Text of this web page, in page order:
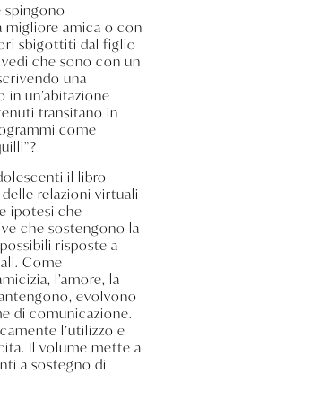
spingono
migliore amica o con
sbigottiti dal figlio
che sono con un
una
un’abitazione
transitano in
come
il libro
relazioni virtuali
ipotesi che
che sostengono la
risposte a
Come
l’amore, la
evolvono
di comunicazione.
l’utilizzo e
Il volume mette a
a sostegno di